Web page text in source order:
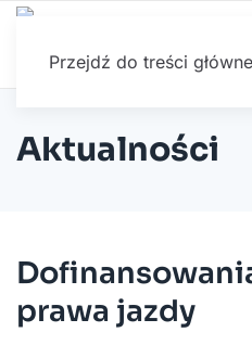
Przejdź do treści
Aktualności
prawa jazdy